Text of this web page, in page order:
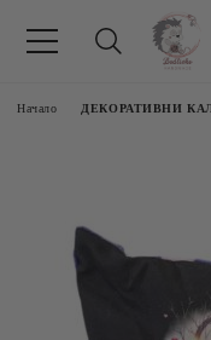
Начало ДЕКОРАТИВНИ